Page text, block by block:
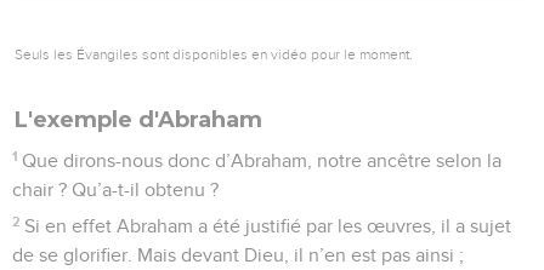
Seuls les Évangiles sont disponibles en vidéo pour le moment.
L'exemple d'Abraham
1 Que dirons-nous donc d’Abraham, notre ancêtre selon la
chair ? Qu’a-t-il obtenu ?
2 Si en effet Abraham a été justifié par les œuvres, il a sujet
de se glorifier. Mais devant Dieu, il n’en est pas ainsi ;